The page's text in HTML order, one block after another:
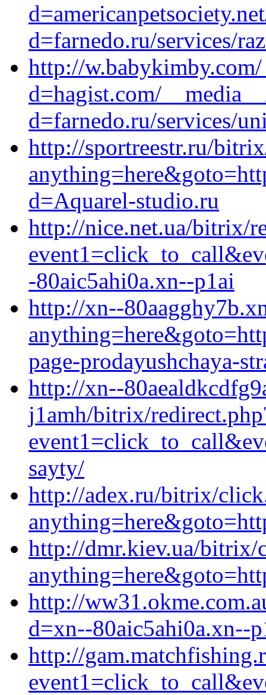
d=farnedo.ru/services/
http://
d=hagist.com/
d=farnedo.ru/services/
http://sportreestr.ru/
d=Aquarel-studio.ru
http://nice.net.ua/bitrix/
-80aic5ahi0a.xn--p1ai
http://xn--
page-prodayushchaya-
http://xn--
j1amh/bitrix/
sayty/
http://adex.ru/bitrix/
http://dmr.kiev.ua/bitrix/
http://
d=xn--80aic5ahi0a.xn--
http://